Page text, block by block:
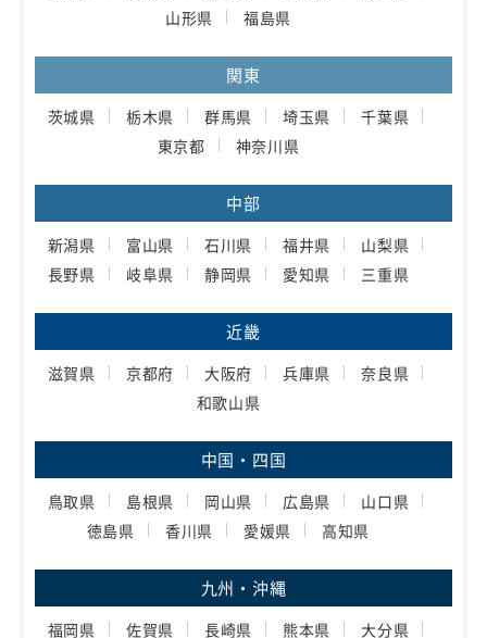
山形県
福島県
関東
茨城県 栃木県 群馬県 埼玉県
千葉県
東京都
神奈川県
中部
新潟県 富山県 石川県 福井県
山梨県
長野県
岐阜県 静岡県 愛知県 三重県
近畿
滋賀県 京都府 大阪府 兵庫県
奈良県
和歌山県
中国・四国
鳥取県 島根県 岡山県 広島県
山口県
徳島県
香川県 愛媛県 高知県
九州・沖縄
福岡県 佐賀県 長崎県 熊本県
大分県